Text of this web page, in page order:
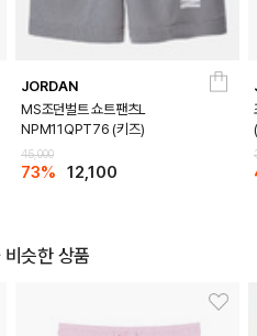
JORDAN
MS조던벌트 쇼트팬츠L
NPM11QPT76 (키즈)
45,000
73% 12,100
비슷한 상품